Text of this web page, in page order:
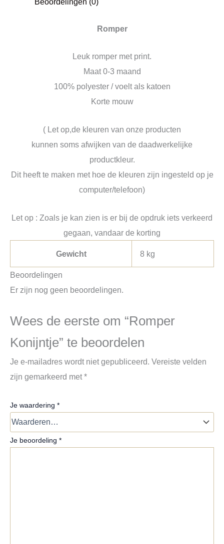
Romper
Leuk romper met print.
Maat 0-3 maand
100% polyester / voelt als katoen
Korte mouw
( Let op,de kleuren van onze producten
kunnen soms afwijken van de daadwerkelijke
productkleur.
Dit heeft te maken met hoe de kleuren zijn ingesteld op je
computer/telefoon)
Let op : Zoals je kan zien is er bij de opdruk iets verkeerd
gegaan, vandaar de korting
Gewicht 8 kg
Beoordelingen
Er zijn nog geen beoordelingen.
Wees de eerste om “Romper
Konijntje” te beoordelen
Je e-mailadres wordt niet gepubliceerd. Vereiste velden
zijn gemarkeerd met*
Je waardering *
Je beoordeling *